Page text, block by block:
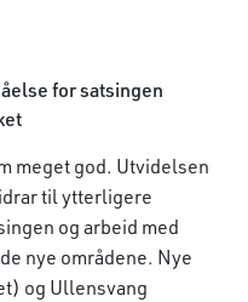
for satsingen
meget god. Utvidelsen
til ytterligere
og arbeid med
nye områdene. Nye
og Ullensvang